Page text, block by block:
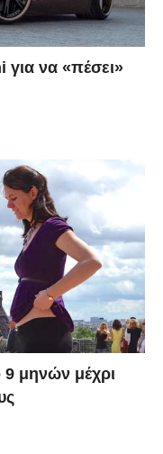
να «πέσει»
9 μηνών μέχρι